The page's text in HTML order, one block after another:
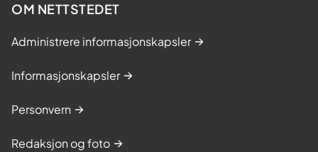
OM NETTSTEDET
Administrere informasjonskapsler
Informasjonskapsler
Personvern
Redaksjon og foto